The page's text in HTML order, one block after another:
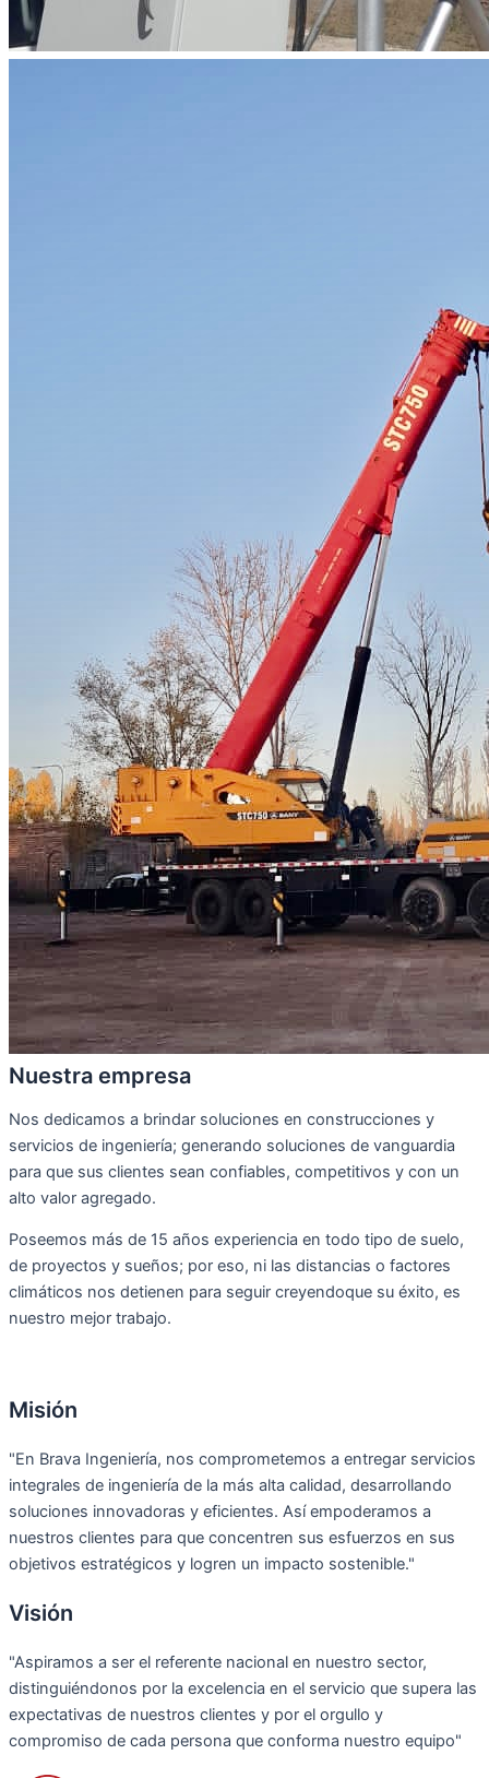
Nuestra empresa
Nos dedicamos a brindar soluciones en construcciones y
servicios de ingeniería; generando soluciones de vanguardia
para que sus clientes sean confiables, competitivos y con un
alto valor agregado.
Poseemos más de 15 años experiencia en todo tipo de suelo,
de proyectos y sueños; por eso, ni las distancias o factores
climáticos nos detienen para seguir creyendoque su éxito, es
nuestro mejor trabajo.
Misión
"En Brava Ingeniería, nos comprometemos a entregar servicios
integrales de ingeniería de la más alta calidad, desarrollando
soluciones innovadoras y eficientes. Así empoderamos a
nuestros clientes para que concentren sus esfuerzos en sus
objetivos estratégicos y logren un impacto sostenible."
Visión
"Aspiramos a ser el referente nacional en nuestro sector,
distinguiéndonos por la excelencia en el servicio que supera las
expectativas de nuestros clientes y por el orgullo y
compromiso de cada persona que conforma nuestro equipo"